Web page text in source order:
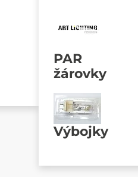
PAR
žárovky
Výbojky